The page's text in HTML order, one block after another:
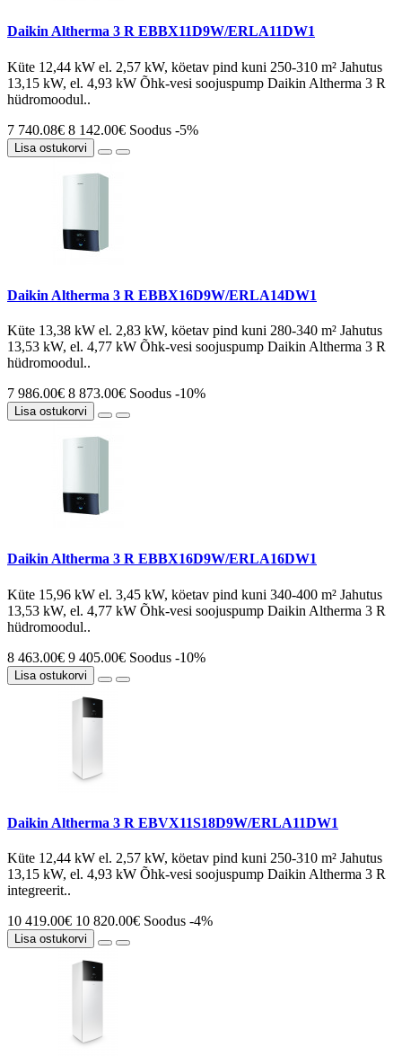
Daikin Altherma 3 R EBBX11D9W/ERLA11DW1
Küte 12,44 kW el. 2,57 kW, köetav pind kuni 250-310 m² Jahutus
13,15 kW, el. 4,93 kW Õhk-vesi soojuspump Daikin Altherma 3 R
hüdromoodul..
7 740.08€ 8 142.00€ Soodus -5%
Lisa ostukorvi
Daikin Altherma 3 R EBBX16D9W/ERLA14DW1
Küte 13,38 kW el. 2,83 kW, köetav pind kuni 280-340 m² Jahutus
13,53 kW, el. 4,77 kW Õhk-vesi soojuspump Daikin Altherma 3 R
hüdromoodul..
7 986.00€ 8 873.00€ Soodus -10%
Lisa ostukorvi
Daikin Altherma 3 R EBBX16D9W/ERLA16DW1
Küte 15,96 kW el. 3,45 kW, köetav pind kuni 340-400 m² Jahutus
13,53 kW, el. 4,77 kW Õhk-vesi soojuspump Daikin Altherma 3 R
hüdromoodul..
8 463.00€ 9 405.00€ Soodus -10%
Lisa ostukorvi
Daikin Altherma 3 R EBVX11S18D9W/ERLA11DW1
Küte 12,44 kW el. 2,57 kW, köetav pind kuni 250-310 m² Jahutus
13,15 kW, el. 4,93 kW Õhk-vesi soojuspump Daikin Altherma 3 R
integreerit..
10 419.00€ 10 820.00€ Soodus -4%
Lisa ostukorvi